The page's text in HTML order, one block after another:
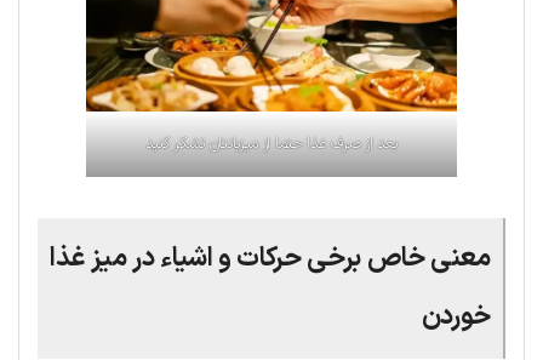
بعد از صرف غذا حتما از میزبانتان تشکر کنید
معنی خاص برخی حرکات و اشیاء در میز غذا
خوردن